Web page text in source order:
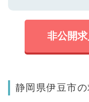
非公開
静岡県伊豆市